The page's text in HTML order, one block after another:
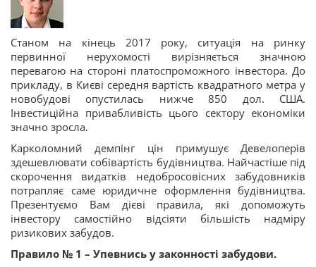
Станом на кінець 2017 року, ситуація на ринку
первинної нерухомості вирізняється значною
перевагою на стороні платоспроможного інвестора. До
прикладу, в Києві середня вартість квадратного метра у
новобудові опустилась нижче 850 дол. США.
Інвестиційна привабливість цього сектору економіки
значно зросла.
Карколомний демпінг цін примушує Девелоперів
здешевлювати собівартість будівництва. Найчастіше під
скорочення видатків недобросовісних забудовників
потрапляє саме юридичне оформлення будівництва.
Презентуємо Вам дієві правила, які допоможуть
інвестору самостійно відсіяти більшість надміру
ризикових забудов.
Правило № 1 – Упевнись у законності забудови.